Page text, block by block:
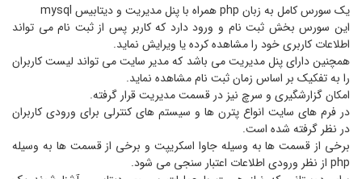
یک سورس کامل به زبان php همراه با پنل مدیریت و دیتابیس mysql
این سورس بخش ثبت نام و ورود دارد که کاربر پس از ثبت نام می تواند
اطلاعات کاربری خود را مشاهده کرده یا ویرایش نماید.
همچنین دارای پنل مدیریت می باشد که مدیر سایت می تواند لیست کاربران
را به تفکیک بر اساس زمان ثبت نام مشاهده نماید.
امکان گزارشگیری و سرچ نیز در قسمت مدیریت قرار گرفته.
در فرم های سایت انواع پترن ها و سیستم های کنترلی برای ورودی کاربران
در نظر گرفته شده است.
برخی از قسمت ها به وسیله جاوا اسکریپت و برخی از قسمت ها به وسیله
php از نظر ورودی اطلاعات اعتبار سنجی می شود.